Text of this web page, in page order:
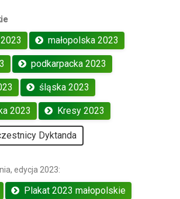
małopolska 2023
podkarpacka 2023
śląska 2023
2023 Kresy 2023
Dyktanda
edycja 2023:
Plakat 2023 małopolskie